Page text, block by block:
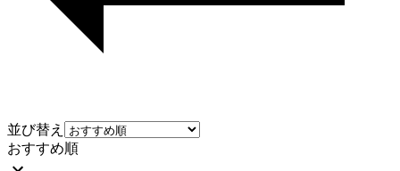
並び替え
おすすめ順